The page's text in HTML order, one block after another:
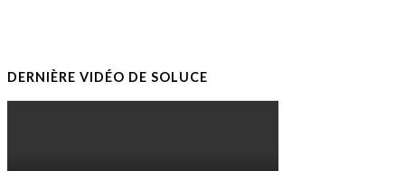
DERNIÈRE VIDÉO DE SOLUCE